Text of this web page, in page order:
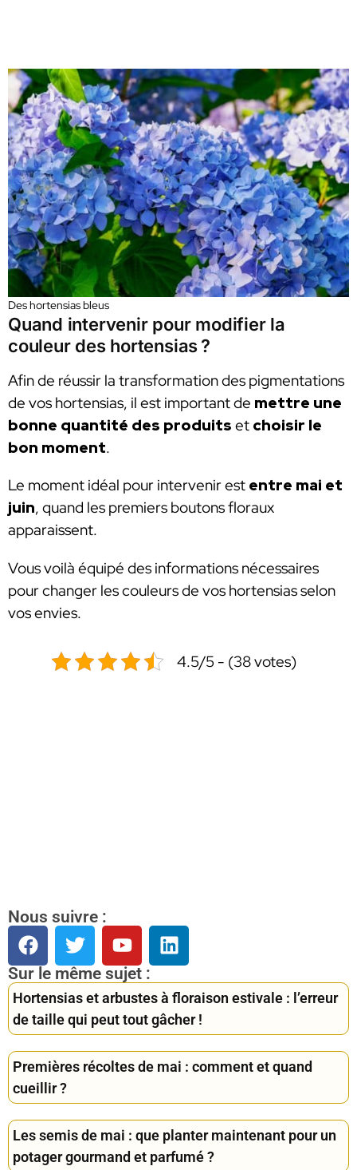
Des hortensias bleus
Quand intervenir pour modifier la
couleur des hortensias ?
Afin de réussir la transformation des pigmentations
de vos hortensias, il est important de mettre une
bonne quantité des produits et choisir le
bon moment.
Le moment idéal pour intervenir est entre mai et
juin, quand les premiers boutons floraux
apparaissent.
Vous voilà équipé des informations nécessaires
pour changer les couleurs de vos hortensias selon
vos envies.
4.5/5 - (38 votes)
Nous suivre :
Sur le même sujet :
Hortensias et arbustes à floraison estivale : l’erreur
de taille qui peut tout gâcher !
Premières récoltes de mai : comment et quand
cueillir ?
Les semis de mai : que planter maintenant pour un
potager gourmand et parfumé ?